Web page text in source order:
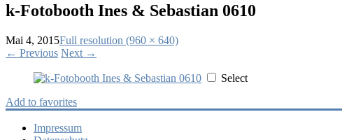
k-Fotobooth Ines & Sebastian 0610
Mai 4, 2015Full resolution (960 × 640)
← Previous Next →
Select
Add to favorites
Impressum